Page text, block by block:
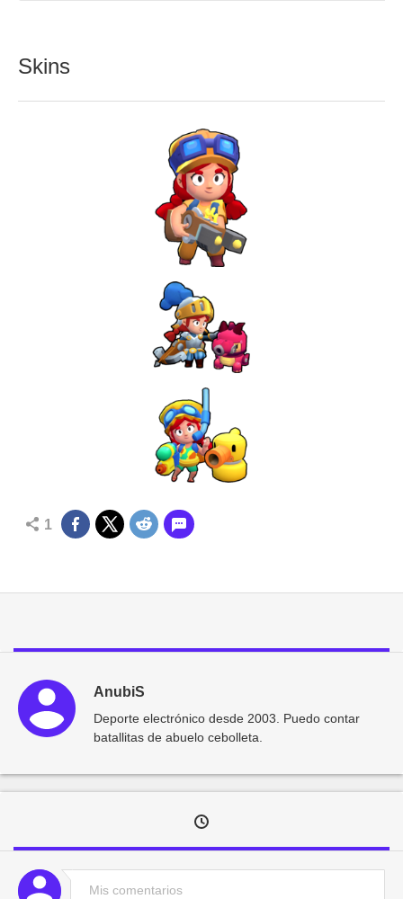
Skins
1
AnubiS
Deporte electrónico desde 2003. Puedo contar
batallitas de abuelo cebolleta.